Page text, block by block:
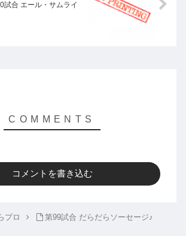
試合 エール・サムライ
コメントを書き込む
プロ 第99試合 だらだらソーセージ♪